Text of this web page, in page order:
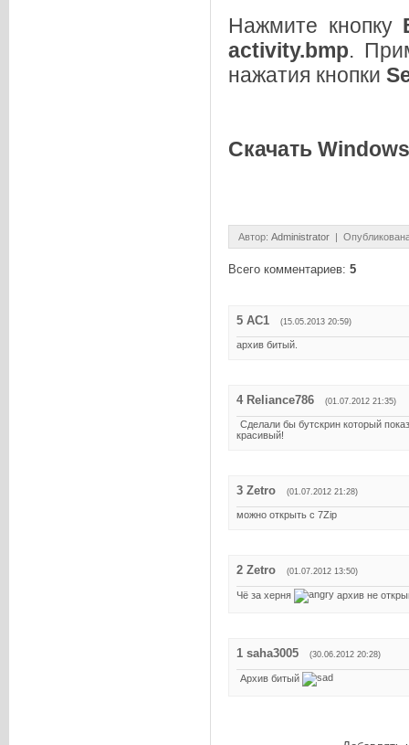
Нажмите кнопку
activity.bmp.
нажатия кнопки
Скачать
Автор: Administrator |
Всего комментариев: 5
5 АС1 (15.05.2013 20:59)
архив битый.
4 Reliance786 (01.07.2012 21:35)
Сделали бы бутскрин который
красивый!
3 Zetro (01.07.2012 21:28)
можно открыть с 7Zip
2 Zetro (01.07.2012 13:50)
Чё за херня архив не
1 saha3005 (30.06.2012 20:28)
Архив битый